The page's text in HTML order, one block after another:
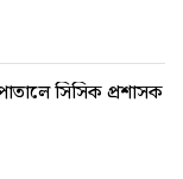
সিসিক প্রশাসক